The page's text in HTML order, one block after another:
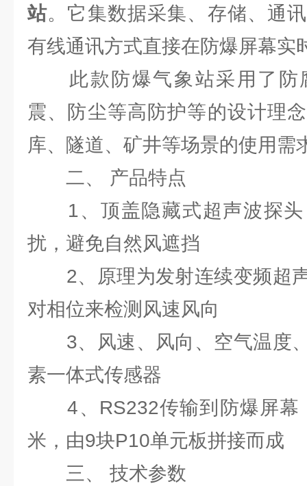
站。它集数据采集、存储、通
有线通讯方式直接在防爆屏幕实
此款防爆气象站采用了防
震、防尘等高防护等的设计理
库、隧道、矿井等场景的使用需
二、 产品特点
1、顶盖隐藏式超声波探头
扰，避免自然风遮挡
2、原理为发射连续变频超
对相位来检测风速风向
3、风速、风向、空气温度
素一体式传感器
4、RS232传输到防爆屏幕
米，由9块P10单元板拼接而成
三、 技术参数